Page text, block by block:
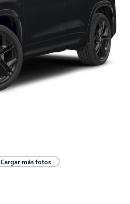
Cargar más fotos